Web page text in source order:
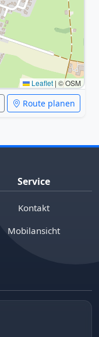
Leaflet | © OSM
Route planen
Service
Kontakt
Mobilansicht